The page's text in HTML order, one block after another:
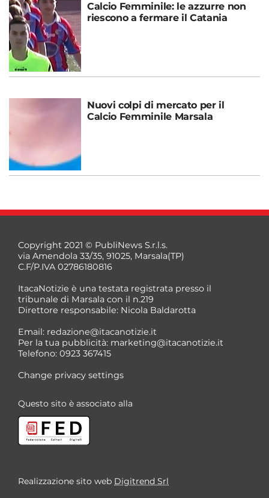
Calcio Femminile: le azzurre non
riescono a fermare il Catania
Nuovi colpi di mercato per il
Calcio Femminile Marsala
Copyright 2021 © PubliNews S.r.l.s.
via Amendola 33/35, 91025, Marsala(TP)
C.F/P.IVA 02786180816
ItacaNotizie è una testata registrata presso il
tribunale di Marsala con il n.219
Direttore responsabile: Nicola Baldarotta
Email: redazione@itacanotizie.it
Per la tua pubblicità: marketing@itacanotizie.it
Telefono: 0923 367415
Change privacy settings
Questo sito è associato alla
Realizzazione sito web Digitrend Srl